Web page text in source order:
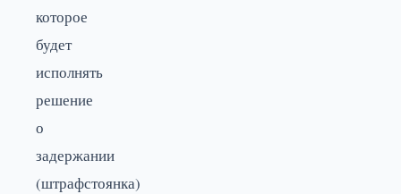
которое
будет
исполнять
решение
о
задержании
(штрафстоянка)